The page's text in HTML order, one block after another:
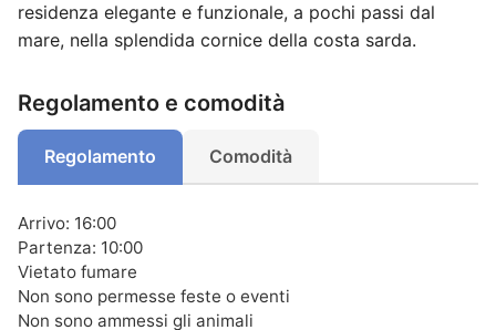
residenza elegante e funzionale, a pochi passi dal
mare, nella splendida cornice della costa sarda.
Regolamento e comodità
Regolamento Comodità
Arrivo: 16:00
Partenza: 10:00
Vietato fumare
Non sono permesse feste o eventi
Non sono ammessi gli animali